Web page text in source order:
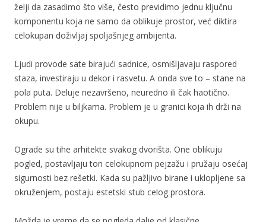
želji da zasadimo što više, često previdimo jednu ključnu
komponentu koja ne samo da oblikuje prostor, već diktira
celokupan doživljaj spoljašnjeg ambijenta.
Ljudi provode sate birajući sadnice, osmišljavaju raspored
staza, investiraju u dekor i rasvetu. A onda sve to – stane na
pola puta. Deluje nezavršeno, neuredno ili čak haotično.
Problem nije u biljkama. Problem je u granici koja ih drži na
okupu.
Ograde su tihe arhitekte svakog dvorišta. One oblikuju
pogled, postavljaju ton celokupnom pejzažu i pružaju osećaj
sigurnosti bez rešetki. Kada su pažljivo birane i uklopljene sa
okruženjem, postaju estetski stub celog prostora.